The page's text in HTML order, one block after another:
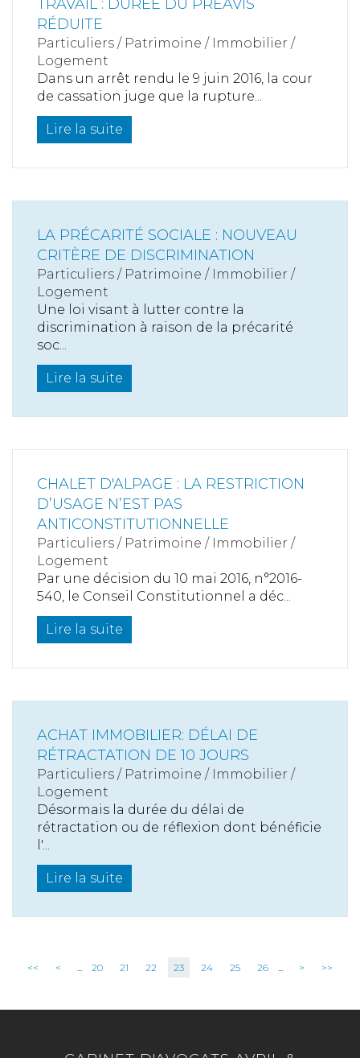
TRAVAIL : DURÉE DU PRÉAVIS
RÉDUITE
Particuliers / Patrimoine / Immobilier /
Logement
Dans un arrêt rendu le 9 juin 2016, la cour
de cassation juge que la rupture...
Lire la suite
LA PRÉCARITÉ SOCIALE : NOUVEAU
CRITÈRE DE DISCRIMINATION
Particuliers / Patrimoine / Immobilier /
Logement
Une loi visant à lutter contre la
discrimination à raison de la précarité
soc...
Lire la suite
CHALET D'ALPAGE : LA RESTRICTION
D’USAGE N’EST PAS
ANTICONSTITUTIONNELLE
Particuliers / Patrimoine / Immobilier /
Logement
Par une décision du 10 mai 2016, n°2016-
540, le Conseil Constitutionnel a déc...
Lire la suite
ACHAT IMMOBILIER: DÉLAI DE
RÉTRACTATION DE 10 JOURS
Particuliers / Patrimoine / Immobilier /
Logement
Désormais la durée du délai de
rétractation ou de réflexion dont bénéficie
l'...
Lire la suite
<< < ... 20 21 22 23 24 25 26 ... > >>